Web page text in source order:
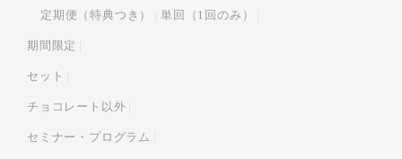
定期便（特典つき） 単回（1回のみ）
期間限定
セット
チョコレート以外
セミナー・プログラム